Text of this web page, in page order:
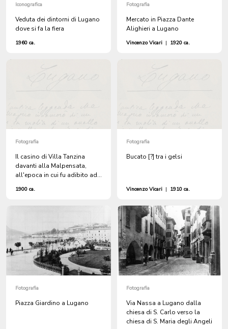
Iconografica
Veduta dei dintorni di Lugano
dove si fa la fiera
1960 ca.
Fotografia
Mercato in Piazza Dante
Alighieri a Lugano
Vincenzo Vicari | 1920 ca.
Fotografia
Il casino di Villa Tanzina
davanti alla Malpensata,
all'epoca in cui fu adibito ad
1900 ca.
Fotografia
Bucato [?] tra i gelsi
Vincenzo Vicari | 1910 ca.
Fotografia
Piazza Giardino a Lugano
Fotografia
Via Nassa a Lugano dalla
chiesa di S. Carlo verso la
chiesa di S. Maria degli Angeli